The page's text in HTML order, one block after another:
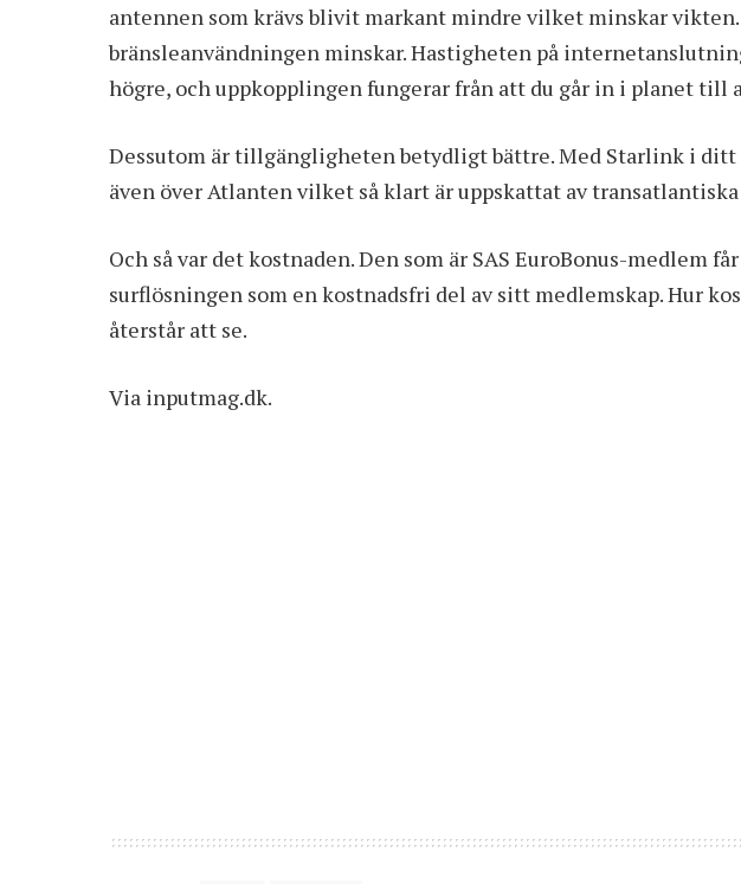
antennen som krävs blivit markant mindre vilket minskar
bränsleanvändningen minskar. Hastigheten på
högre, och uppkopplingen fungerar från att du går in i planet till
Dessutom är tillgängligheten betydligt bättre. Med Starlink i ditt
även över Atlanten vilket så klart är uppskattat av transatlantiska
Och så var det kostnaden. Den som är SAS EuroBonus-medlem
surflösningen som en kostnadsfri del av sitt medlemskap. Hur
återstår att se.
Via inputmag.dk.